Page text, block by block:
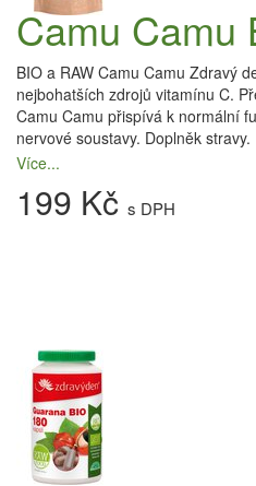
Camu Camu
BIO a RAW Camu Camu Zdravý
nejbohatších zdrojů vitamínu C.
Camu Camu přispívá k normální
nervové soustavy. Doplněk stravy.
Více...
199 Kč s DPH